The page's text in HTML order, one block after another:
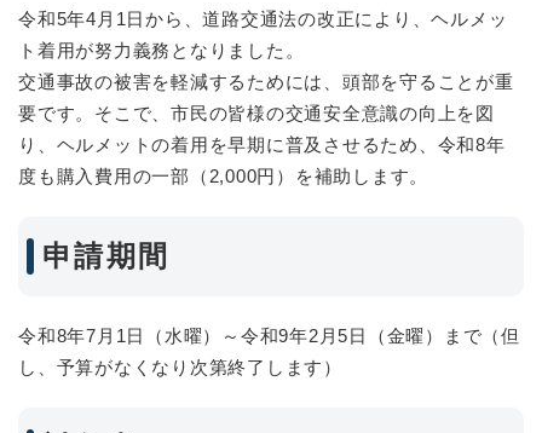
令和5年4月1日から、道路交通法の改正により、ヘルメッ
ト着用が努力義務となりました。
交通事故の被害を軽減するためには、頭部を守ることが重
要です。そこで、市民の皆様の交通安全意識の向上を図
り、ヘルメットの着用を早期に普及させるため、令和8年
度も購入費用の一部（2,000円）を補助します。
申請期間
令和8年7月1日（水曜）～令和9年2月5日（金曜）まで（但
し、予算がなくなり次第終了します）